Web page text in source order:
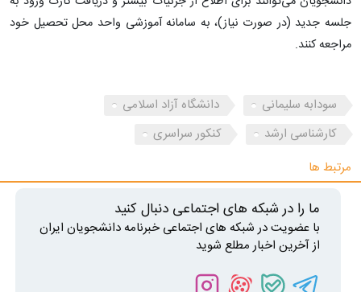
جلسه جدید (در صورت نیاز)، به سامانه آموزشی واحد محل تحصیل خود
مراجعه کنند.
سودابه سلیمانی
دانشگاه آزاد اسلامی
کارشناسی ارشد
کنکور سراسری
مرتبط ها
ما را در شبکه های اجتماعی دنبال کنید
با عضویت در شبکه های اجتماعی خبرنامه دانشجویان ایران
از آخرین اخبار مطلع شوید